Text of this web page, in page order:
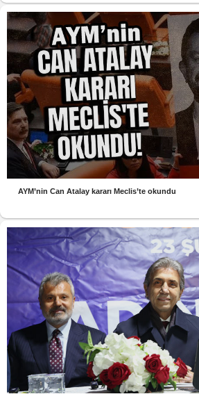
AYM’nin Can Atalay kararı Meclis’te okundu